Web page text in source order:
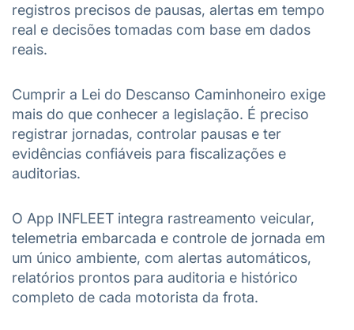
registros precisos de pausas, alertas em tempo
real e decisões tomadas com base em dados
reais.
Cumprir a Lei do Descanso Caminhoneiro exige
mais do que conhecer a legislação. É preciso
registrar jornadas, controlar pausas e ter
evidências confiáveis para fiscalizações e
auditorias.
O App INFLEET integra rastreamento veicular,
telemetria embarcada e controle de jornada em
um único ambiente, com alertas automáticos,
relatórios prontos para auditoria e histórico
completo de cada motorista da frota.